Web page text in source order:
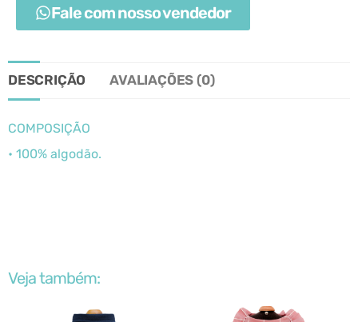
Fale com nosso vendedor
DESCRIÇÃO AVALIAÇÕES (0)
COMPOSIÇÃO
• 100% algodão.
Veja também: